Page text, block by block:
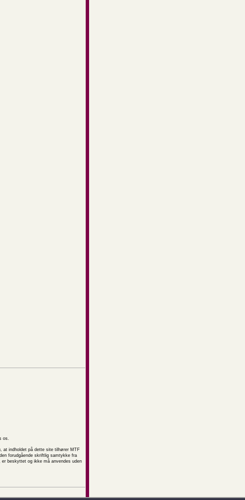
os.
at indholdet på dette site tilhører MTF
forudgående skriftlig samtykke fra
beskyttet og ikke må anvendes uden